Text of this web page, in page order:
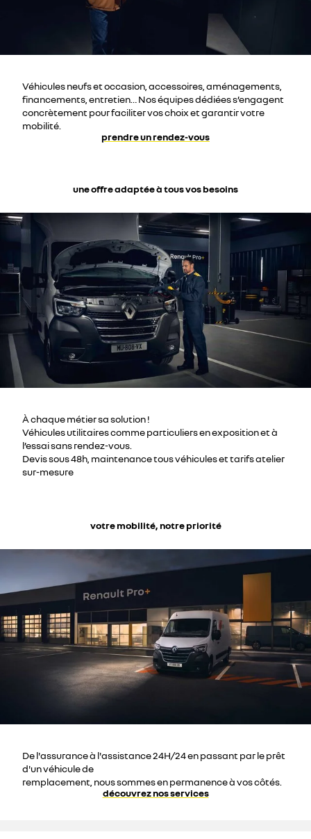
Véhicules neufs et occasion, accessoires, aménagements,
financements, entretien… Nos équipes dédiées s’engagent
concrètement pour faciliter vos choix et garantir votre
mobilité.
prendre un rendez-vous
une offre adaptée à tous vos besoins
À chaque métier sa solution !
Véhicules utilitaires comme particuliers en exposition et à
l’essai sans rendez-vous.
Devis sous 48h, maintenance tous véhicules et tarifs atelier
sur-mesure
votre mobilité, notre priorité
De l'assurance à l'assistance 24H/24 en passant par le prêt
d'un véhicule de
remplacement, nous sommes en permanence à vos côtés.
découvrez nos services